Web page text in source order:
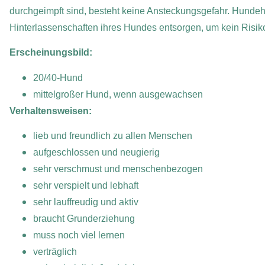
durchgeimpft sind, besteht keine Ansteckungsgefahr.
Hinterlassenschaften ihres Hundes entsorgen, um kein
Erscheinungsbild:
20/40-Hund
mittelgroßer Hund, wenn ausgewachsen
Verhaltensweisen:
lieb und freundlich zu allen Menschen
aufgeschlossen und neugierig
sehr verschmust und menschenbezogen
sehr verspielt und lebhaft
sehr lauffreudig und aktiv
braucht Grunderziehung
muss noch viel lernen
verträglich